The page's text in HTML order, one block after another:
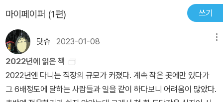
언급했다.어떤 프로젝트들이 있을까 궁금해서 직접 사이트를 방문해
봤는데. 아이들이 참여할 수 있는 프로젝트가 정말 다양하게 나열되
어 있었다.관심이 있는 프로젝트에 쉽게 참여할 수 있고, 현황 파악을
할 수 있는 것 같았다.비록 미국 내에서만 국한된 사이트이지만 국내
에도 비슷한 사이트가 생겨났으면 좋겠다는 생각을 했다.​최근 떠오르
는 새로운 교육 모델로 사회참여 실현 모델이 있다.그 교육모델은 교
육의 일차적인 목표는 더 나은 세상을 만드는 실질적인 사회참여 실
해서 통찰력을 제공해 준다는 점에서 이 책은 학교와 학부모들에게도
상당히 유익한 도서가 될 것이다. 우선 우리가 잘할 수 있는 분야에 집
중적인 투자와 함께 미래를 선명하게 그려내야 한다. 그러기 위해서
는 사람이 자원인 우리나라는 사람을 키워내는 방법밖에는 없다. 전
통적 학교의 종말과 국영수 및 암기과목 중심에서 벗어난 교육과정의
변화를 꾀어야 한다고 저자는 말한다. 이것은 교육이전에 사람에 대
한 배움과 미래투자이기에 사라지지도 않을 분야일 것이다. 때문에
마이페이퍼 (1편) 쓰기
닷슈 2023-01-08
2022년에 읽은 책
2022년엔 다니는 직장의 규모가 커졌다. 계속 작은 곳에만 있다가
그 6배정도에 달하는 사람들과 일을 같이 하다보니 어려움이 많았다.